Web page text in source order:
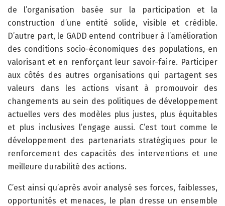
de l’organisation basée sur la participation et la
construction d’une entité solide, visible et crédible.
D’autre part, le GADD entend contribuer à l’amélioration
des conditions socio-économiques des populations, en
valorisant et en renforçant leur savoir-faire. Participer
aux côtés des autres organisations qui partagent ses
valeurs dans les actions visant à promouvoir des
changements au sein des politiques de développement
actuelles vers des modèles plus justes, plus équitables
et plus inclusives l’engage aussi. C’est tout comme le
développement des partenariats stratégiques pour le
renforcement des capacités des interventions et une
meilleure durabilité des actions.
C’est ainsi qu’après avoir analysé ses forces, faiblesses,
opportunités et menaces, le plan dresse un ensemble